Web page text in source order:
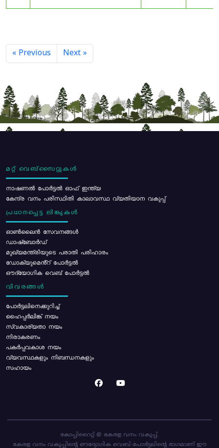
« Previous Next »
മറ്റ് വെബ്സൈറ്റുകൾ
നാഷണൽ പോർട്ടൽ ഓഫ് ഇന്ത്യ
കേന്ദ്ര വനം പരിസ്ഥിതി കാലാവസ്ഥ വ്യതിയാന വകുപ്പ്
പ്രധാനപ്പെട്ട ലിങ്കുകൾ
ഓൺലൈൻ സേവനങ്ങൾ
ഡാഷ്ബോർഡ്
മുഖ്യമന്ത്രിയുടെ പരാതി പരിഹാരം
ഡോക്യുമെൻ്റ് പോർട്ടൽ
ഔദ്യോഗിക വെബ് പോർട്ടൽ
വിവരങ്ങൾ
പോര്‍ട്ടലിനെക്കുറിച്ച്
ഹൈപ്പർലിങ്ക് നയം
സ്വകാര്യതാ നയം
നിരാകരണം
പകർപ്പവകാശ നയം
വ്യവസ്ഥകളും നിബന്ധനകളും
സഹായം
കോപ്പിറൈറ്റ് @ കേരള വനം വകുപ്പ്.
കേരള വനം വകുപ്പിന്റെ ഔദ്യോഗിക വെബ്-പോർട്ടലിന്റെ ഭാഗമാണ് ഈ